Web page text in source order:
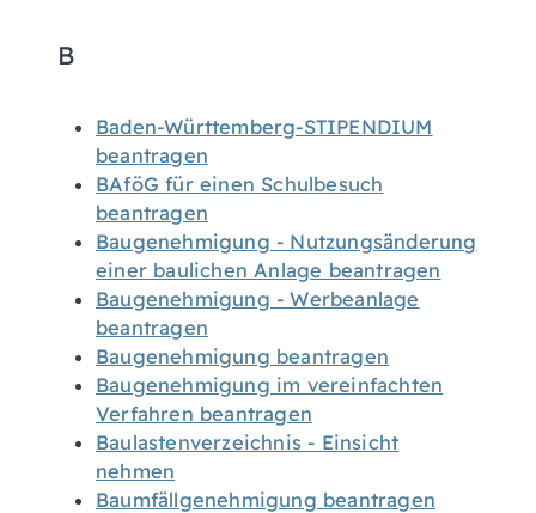
B
Baden-Württemberg-STIPENDIUM
beantragen
BAföG für einen Schulbesuch
beantragen
Baugenehmigung - Nutzungsänderung
einer baulichen Anlage beantragen
Baugenehmigung - Werbeanlage
beantragen
Baugenehmigung beantragen
Baugenehmigung im vereinfachten
Verfahren beantragen
Baulastenverzeichnis - Einsicht
nehmen
Baumfällgenehmigung beantragen